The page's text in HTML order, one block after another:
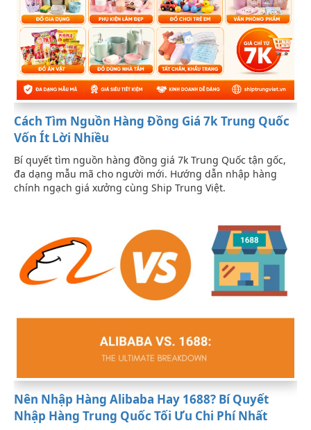
Cách Tìm Nguồn Hàng Đồng Giá 7k Trung Quốc
Vốn Ít Lời Nhiều
Bí quyết tìm nguồn hàng đồng giá 7k Trung Quốc tận gốc,
đa dạng mẫu mã cho người mới. Hướng dẫn nhập hàng
chính ngạch giá xưởng cùng Ship Trung Việt.
Nên Nhập Hàng Alibaba Hay 1688? Bí Quyết
Nhập Hàng Trung Quốc Tối Ưu Chi Phí Nhất